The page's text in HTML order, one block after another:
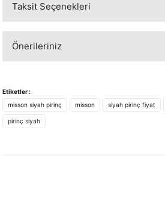
Taksit Seçenekleri
Önerileriniz
iletebilirsiniz.
Görüş ve önerileriniz için teşekkür ederiz.
Ürün açıklamasında eksik bilgiler bulunuyor.
Etiketler :
misson siyah pirinç
misson siyah pirinç fiyat
pirinç siyah